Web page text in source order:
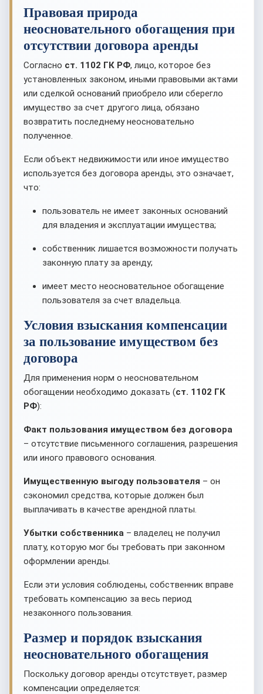
Правовая природа
неосновательного обогащения при
отсутствии договора аренды
Согласно ст. 1102 ГК РФ, лицо, которое без
установленных законом, иными правовыми актами
или сделкой оснований приобрело или сберегло
имущество за счет другого лица, обязано
возвратить последнему неосновательно
полученное.
Если объект недвижимости или иное имущество
используется без договора аренды, это означает,
что:
пользователь не имеет законных оснований
для владения и эксплуатации имущества;
собственник лишается возможности получать
законную плату за аренду;
имеет место неосновательное обогащение
пользователя за счет владельца.
Условия взыскания компенсации
за пользование имуществом без
договора
Для применения норм о неосновательном
обогащении необходимо доказать (ст. 1102 ГК
РФ):
Факт пользования имуществом без договора
– отсутствие письменного соглашения, разрешения
или иного правового основания.
Имущественную выгоду пользователя – он
сэкономил средства, которые должен был
выплачивать в качестве арендной платы.
Убытки собственника – владелец не получил
плату, которую мог бы требовать при законном
оформлении аренды.
Если эти условия соблюдены, собственник вправе
требовать компенсацию за весь период
незаконного пользования.
Размер и порядок взыскания
неосновательного обогащения
Поскольку договор аренды отсутствует, размер
компенсации определяется: